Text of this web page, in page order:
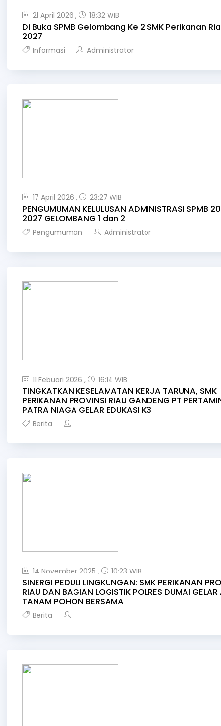
21 April 2026 , 18:32 WIB
Di Buka SPMB Gelombang Ke 2 SMK Perikanan
2027
Informasi Administrator
17 April 2026 , 23:27 WIB
PENGUMUMAN KELULUSAN ADMINISTRASI SPMB
2027 GELOMBANG 1 dan 2
Pengumuman Administrator
11 Febuari 2026 , 16:14 WIB
TINGKATKAN KESELAMATAN KERJA TARUNA, SMK
PERIKANAN PROVINSI RIAU GANDENG PT
PATRA NIAGA GELAR EDUKASI K3
Berita
14 November 2025 , 10:23 WIB
SINERGI PEDULI LINGKUNGAN: SMK PERIKANAN
RIAU DAN BAGIAN LOGISTIK POLRES DUMAI GELAR
TANAM POHON BERSAMA
Berita